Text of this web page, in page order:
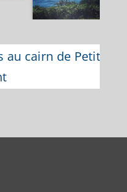
au cairn de Petit